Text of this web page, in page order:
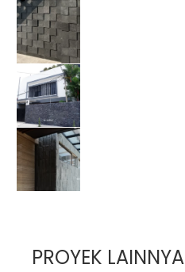
PROYEK LAINNYA